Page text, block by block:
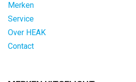
Merken
Service
Over HEAK
Contact